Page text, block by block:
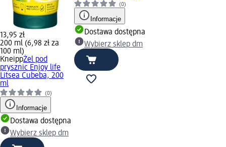
13,95 zł
200 ml (6,98 zł za
100 ml)
KneippŻel pod
prysznic Enjoy life
Litsea Cubeba, 200
ml
(0)
Informacje
Dostawa dostępna
Wybierz sklep dm
(0)
Informacje
Dostawa dostępna
Wybierz sklep dm